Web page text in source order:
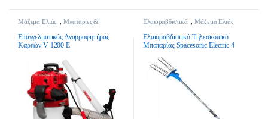
Μάζεμα Ελιάς , Μπαταρίες &
Αξεσουάρ Ελαιοσυλλογής
Επαγγελματικός Αναρροφητήρας
Καρπών V 1200 E
Ελαιοραβδιστικά ,Μάζεμα Ελιάς
Ελαιοραβδιστικό Τηλεσκοπικό
Μπαταρίας Spacesonic Electric 4